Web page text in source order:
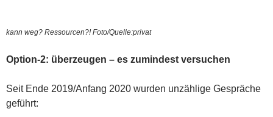
kann weg? Ressourcen?! Foto/Quelle:privat
Option-2: überzeugen – es zumindest versuchen
Seit Ende 2019/Anfang 2020 wurden unzählige Gespräche
geführt: